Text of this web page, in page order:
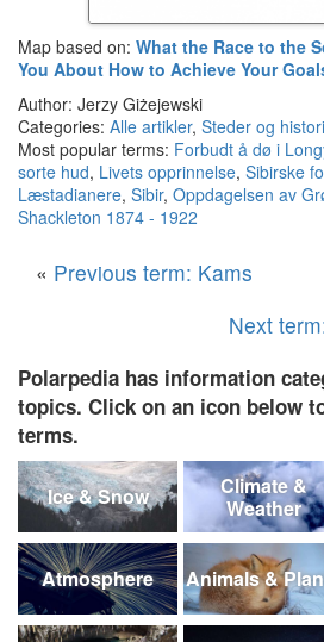
Map based on: What the Race to the
You About How to Achieve Your
Author: Jerzy Giżejewski
Categories: Alle artikler, Steder og
Most popular terms: Forbudt å dø i
sorte hud, Livets opprinnelse, Sibirske
Læstadianere, Sibir, Oppdagelsen av
Shackleton 1874 - 1922
« Previous term: Kams
Next
Polarpedia has information
topics. Click on an icon below
terms.
Ice & Snow
Climate &
Weather
Atmosphere Animals &